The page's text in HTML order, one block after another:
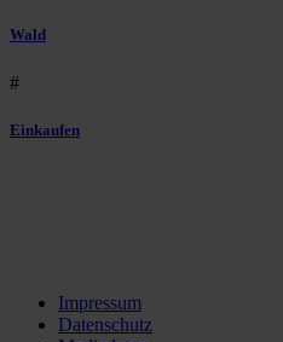
Wald
#
Einkaufen
Impressum
Datenschutz